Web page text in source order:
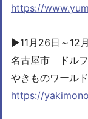
https://
▶︎11月26日～12
名古屋市 ドルフ
やきものワールド
https://